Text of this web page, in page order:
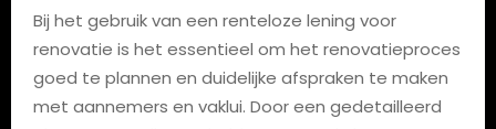
Bij het gebruik van een renteloze lening voor
renovatie is het essentieel om het renovatieproces
goed te plannen en duidelijke afspraken te maken
met aannemers en vaklui. Door een gedetailleerd